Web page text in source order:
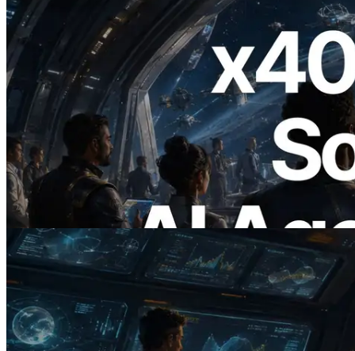
2026.07.04
ERPC Meluncurkan Solana RPC
Berbasis x402 — Era AI Agent
Membayar API yang Dibutuhkan Secara
On Demand
Baca artikel ini